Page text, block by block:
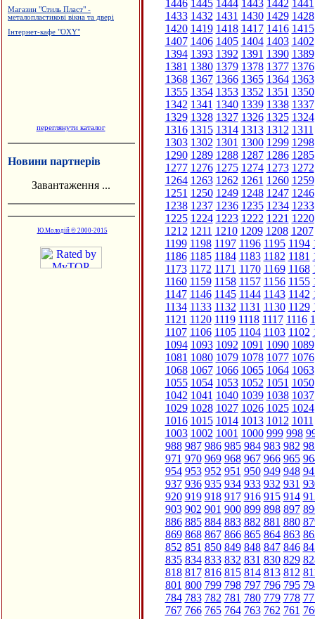
Магазин "Стиль Пласт" -
металопластикові вікна та двері
Інтернет-кафе "OXY"
переглянути каталог
Новини партнерів
Завантаження ...
Ю.Молодій © 2000-2015
1446 1445 1444 1443 1442 1441
1433 1432 1431 1430 1429 1428
1420 1419 1418 1417 1416 1415
1407 1406 1405 1404 1403 1402
1394 1393 1392 1391 1390 1389
1381 1380 1379 1378 1377 1376
1368 1367 1366 1365 1364 1363
1355 1354 1353 1352 1351 1350
1342 1341 1340 1339 1338 1337
1329 1328 1327 1326 1325 1324
1316 1315 1314 1313 1312 1311
1303 1302 1301 1300 1299 1298
1290 1289 1288 1287 1286 1285
1277 1276 1275 1274 1273 1272
1264 1263 1262 1261 1260 1259
1251 1250 1249 1248 1247 1246
1238 1237 1236 1235 1234 1233
1225 1224 1223 1222 1221 1220
1212 1211 1210 1209 1208 1207
1199 1198 1197 1196 1195 1194
1186 1185 1184 1183 1182 1181
1173 1172 1171 1170 1169 1168
1160 1159 1158 1157 1156 1155
1147 1146 1145 1144 1143 1142
1134 1133 1132 1131 1130 1129
1121 1120 1119 1118 1117 1116
1107 1106 1105 1104 1103 1102
1094 1093 1092 1091 1090 1089
1081 1080 1079 1078 1077 1076
1068 1067 1066 1065 1064 1063
1055 1054 1053 1052 1051 1050
1042 1041 1040 1039 1038 1037
1029 1028 1027 1026 1025 1024
1016 1015 1014 1013 1012 1011
1003 1002 1001 1000 999 998
988 987 986 985 984 983 982
971 970 969 968 967 966 965
954 953 952 951 950 949 948
937 936 935 934 933 932 931
920 919 918 917 916 915 914
903 902 901 900 899 898 897
886 885 884 883 882 881 880
869 868 867 866 865 864 863
852 851 850 849 848 847 846
835 834 833 832 831 830 829
818 817 816 815 814 813 812
801 800 799 798 797 796 795
784 783 782 781 780 779 778
767 766 765 764 763 762 761